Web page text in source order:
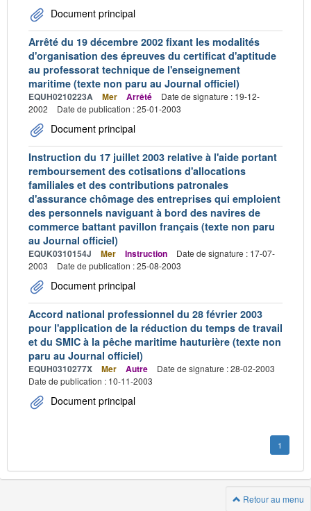
Document principal
Arrêté du 19 décembre 2002 fixant les modalités
d'organisation des épreuves du certificat d'aptitude
au professorat technique de l'enseignement
maritime (texte non paru au Journal officiel)
EQUH0210223A Mer Arrêté
Date de signature : 19-12-
2002
Date de publication : 25-01-2003
Document principal
Instruction du 17 juillet 2003 relative à l'aide portant
remboursement des cotisations d'allocations
familiales et des contributions patronales
d'assurance chômage des entreprises qui emploient
des personnels naviguant à bord des navires de
commerce battant pavillon français (texte non paru
au Journal officiel)
EQUK0310154J Mer Instruction
Date de signature : 17-07-
2003
Date de publication : 25-08-2003
Document principal
Accord national professionnel du 28 février 2003
pour l'application de la réduction du temps de travail
et du SMIC à la pêche maritime hauturière (texte non
paru au Journal officiel)
EQUH0310277X Mer Autre
Date de signature : 28-02-2003
Date de publication : 10-11-2003
Document principal
1
Retour au menu